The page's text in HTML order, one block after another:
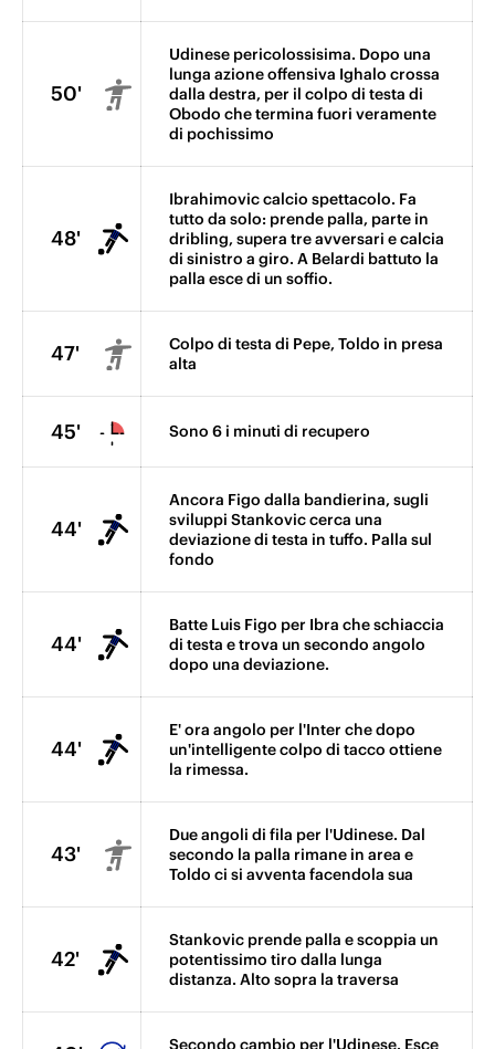
50'
Udinese pericolossisima. Dopo una
lunga azione offensiva Ighalo crossa
dalla destra, per il colpo di testa di
Obodo che termina fuori veramente
di pochissimo
48'
Ibrahimovic calcio spettacolo. Fa
tutto da solo: prende palla, parte in
dribling, supera tre avversari e calcia
di sinistro a giro. A Belardi battuto la
palla esce di un soffio.
47'
Colpo di testa di Pepe, Toldo in presa
alta
45' Sono 6 i minuti di recupero
44'
Ancora Figo dalla bandierina, sugli
sviluppi Stankovic cerca una
deviazione di testa in tuffo. Palla sul
fondo
44'
Batte Luis Figo per Ibra che schiaccia
di testa e trova un secondo angolo
dopo una deviazione.
44'
E' ora angolo per l'Inter che dopo
un'intelligente colpo di tacco ottiene
la rimessa.
43'
Due angoli di fila per l'Udinese. Dal
secondo la palla rimane in area e
Toldo ci si avventa facendola sua
42'
Stankovic prende palla e scoppia un
potentissimo tiro dalla lunga
distanza. Alto sopra la traversa
Secondo cambio per l'Udinese. Esce